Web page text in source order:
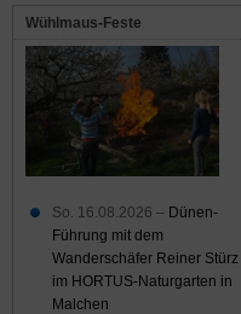
Wühlmaus-Feste
So. 16.08.2026 – Dünen-
Führung mit dem
Wanderschäfer Reiner Stürz
im HORTUS-Naturgarten in
Malchen